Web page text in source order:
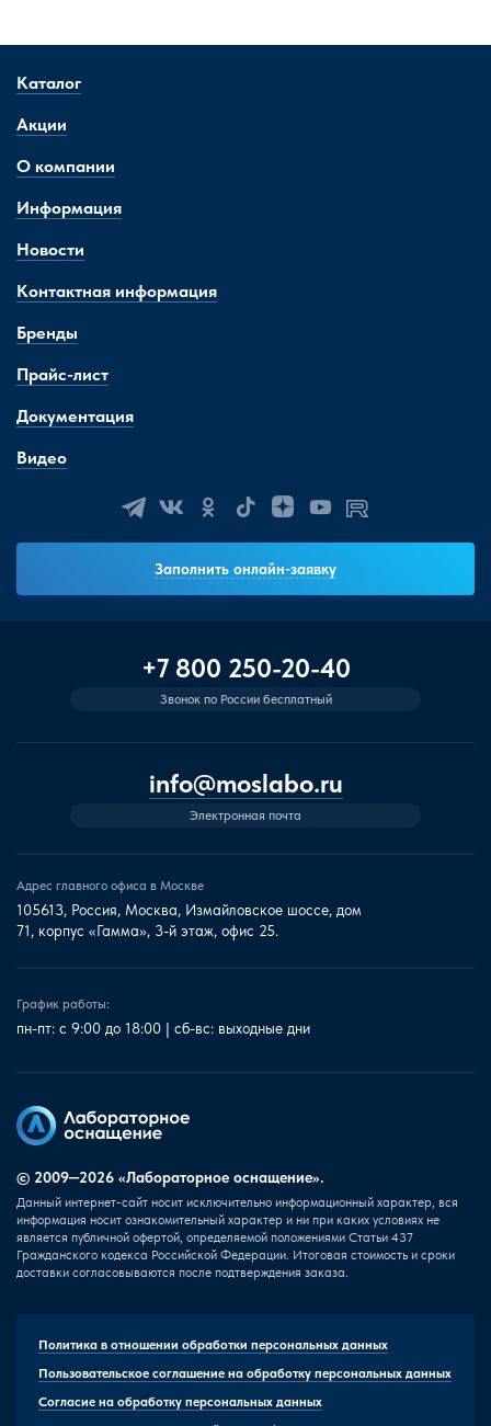
Каталог
Акции
О компании
Информация
Новости
Контактная информация
Бренды
Прайс-лист
Документация
Видео
Заполнить онлайн-заявку
+7 800 250-20-40
Звонок по России бесплатный
info@moslabo.ru
Электронная почта
Адрес главного офиса в Москве
105613, Россия, Москва, Измайловское шоссе, дом
71, корпус «Гамма», 3-й этаж, офис 25.
График работы:
пн-пт: с 9:00 до 18:00 | сб-вс: выходные дни
© 2009—2026 «Лабораторное оснащение».
Данный интернет-сайт носит исключительно информационный характер, вся
информация носит ознакомительный характер и ни при каких условиях не
является публичной офертой, определяемой положениями Статьи 437
Гражданского кодекса Российской Федерации. Итоговая стоимость и сроки
доставки согласовываются после подтверждения заказа.
Политика в отношении обработки персональных данных
Пользовательское соглашение на обработку персональных данных
Согласие на обработку персональных данных